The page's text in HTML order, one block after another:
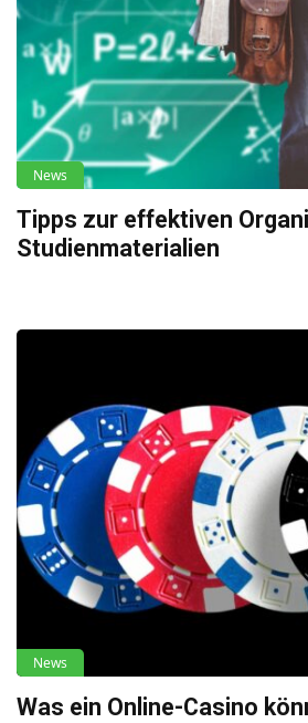
News
Tipps zur effektiven
Studienmaterialien
News
Was ein Online-Casino